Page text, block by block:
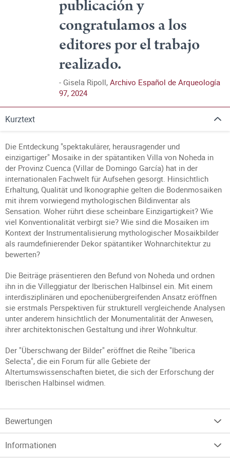
publicación y
congratulamos a los
editores por el trabajo
realizado.
Gisela Ripoll, Archivo Español de Arqueología
97, 2024
Kurztext
Die Entdeckung "spektakulärer, herausragender und
einzigartiger" Mosaike in der spätantiken Villa von Noheda in
der Provinz Cuenca (Villar de Domingo García) hat in der
internationalen Fachwelt für Aufsehen gesorgt. Hinsichtlich
Erhaltung, Qualität und Ikonographie gelten die Bodenmosaiken
mit ihrem vorwiegend mythologischen Bildinventar als
Sensation. Woher rührt diese scheinbare Einzigartigkeit? Wie
viel Konventionalität verbirgt sie? Wie sind die Mosaiken im
Kontext der Instrumentalisierung mythologischer Mosaikbilder
als raumdefinierender Dekor spätantiker Wohnarchitektur zu
bewerten?
Die Beiträge präsentieren den Befund von Noheda und ordnen
ihn in die Villeggiatur der Iberischen Halbinsel ein. Mit einem
interdisziplinären und epochenübergreifenden Ansatz eröffnen
sie erstmals Perspektiven für strukturell vergleichende Analysen
unter anderem hinsichtlich der Monumentalität der Anwesen,
ihrer architektonischen Gestaltung und ihrer Wohnkultur.
Der "Überschwang der Bilder" eröffnet die Reihe "Iberica
Selecta", die ein Forum für alle Gebiete der
Altertumswissenschaften bietet, die sich der Erforschung der
Iberischen Halbinsel widmen.
Bewertungen
Informationen